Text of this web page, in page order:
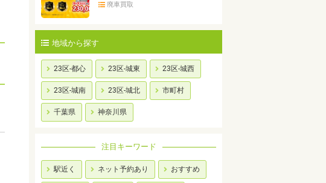
廃車買取
地域から探す
23区-都心 23区-城東 23区-城西
23区-城南 23区-城北 市町村
千葉県 神奈川県
注目キーワード
駅近く ネット予約あり おすすめ